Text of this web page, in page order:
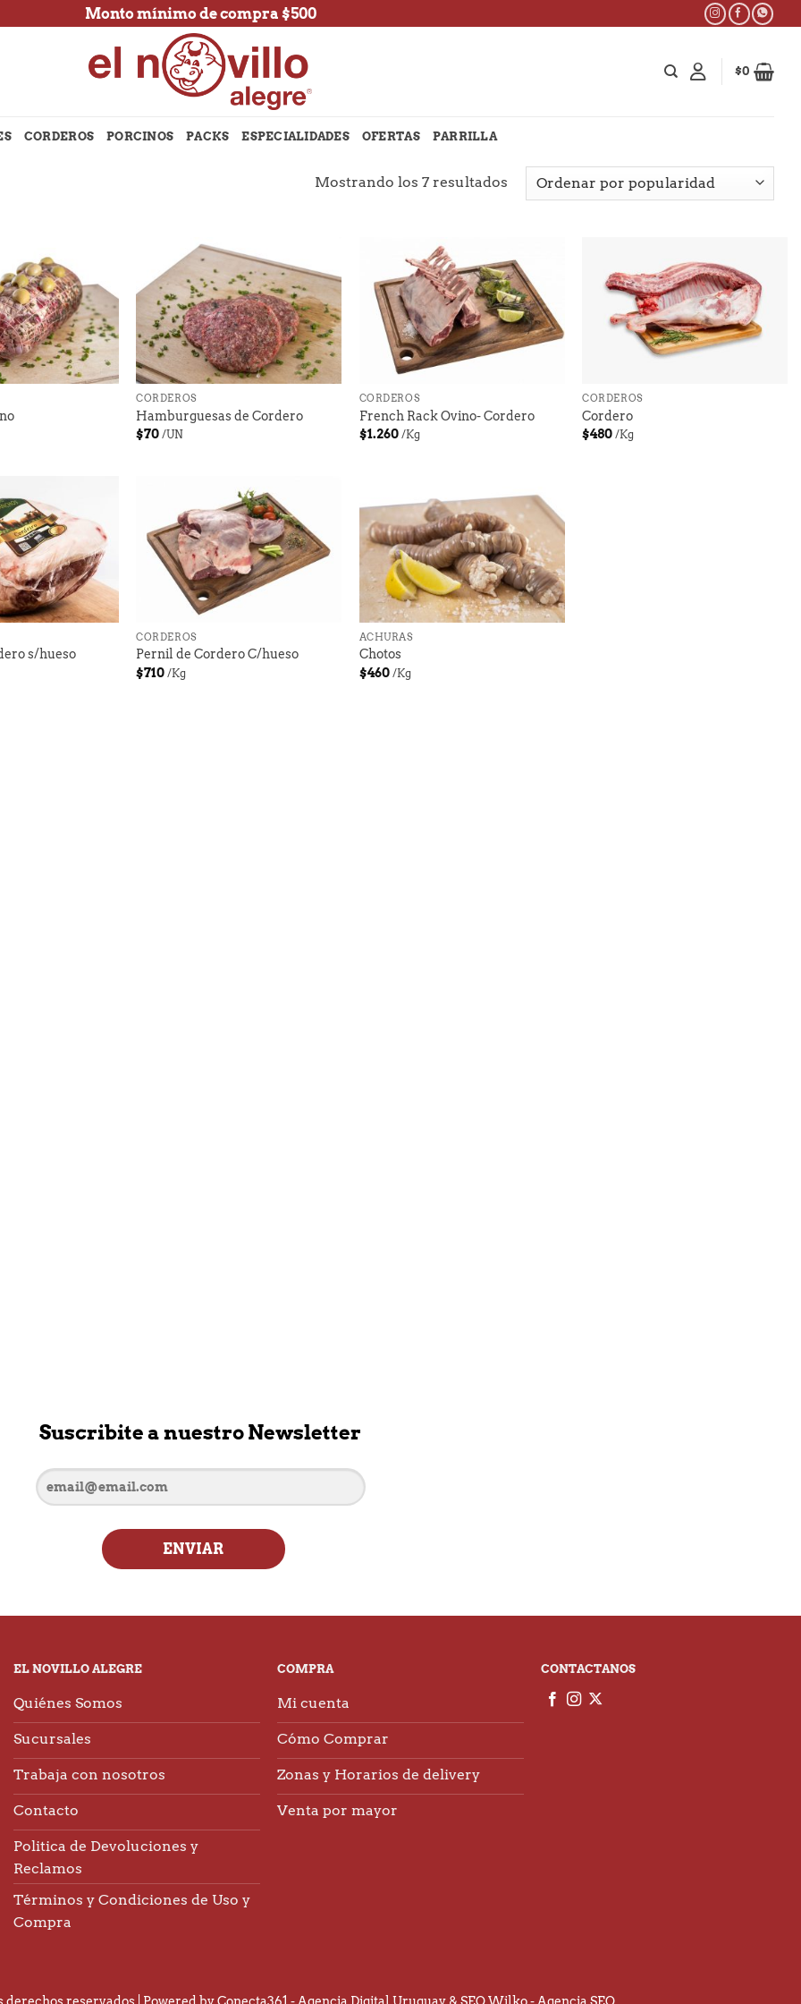
Monto mínimo de compra $500
$0
CORDEROS PORCINOS PACKS ESPECIALIDADES OFERTAS PARRILLA
Mostrando los 7 resultadosOrdenado
por
CORDEROS
Hamburguesas de Cordero
$70 /UN
CORDEROS
French Rack Ovino- Cordero
$1.260 /Kg
CORDEROS
Cordero
$480 /Kg
s/hueso
CORDEROS
Pernil de Cordero C/hueso
$710 /Kg
+
ACHURAS
Chotos
$460 /Kg
Suscribite a nuestro Newsletter
ENVIAR
EL NOVILLO ALEGRE
Quiénes Somos
Sucursales
Trabaja con nosotros
Contacto
Politica de Devoluciones y
Reclamos
Términos y Condiciones de Uso y
Compra
COMPRA
Mi cuenta
Cómo Comprar
Zonas y Horarios de delivery
Venta por mayor
CONTACTANOS